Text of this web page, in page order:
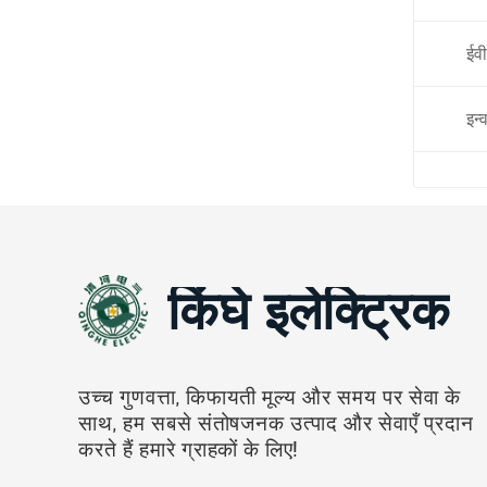
किंघे इलेक्ट्रिक
उच्च गुणवत्ता, किफायती मूल्य और समय पर सेवा के
साथ, हम सबसे संतोषजनक उत्पाद और सेवाएँ प्रदान
करते हैं हमारे ग्राहकों के लिए!